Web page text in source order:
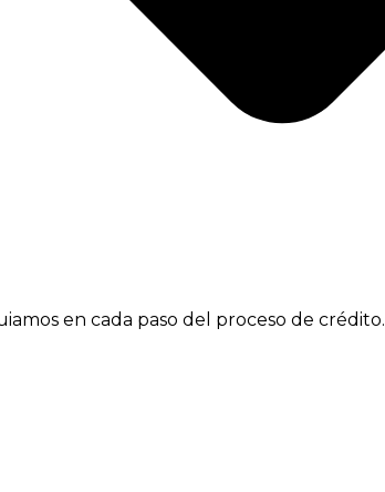
en cada paso del proceso de crédito.